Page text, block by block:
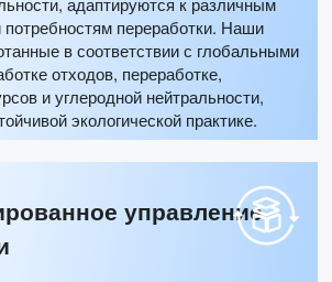
переработки. Наши
в соответствии с глобальными
отходов, переработке,
и углеродной нейтральности,
экологической практике.
управление